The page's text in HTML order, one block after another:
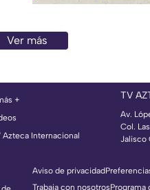
Ver más
+
Azteca Internacional
TV
Av.
Col.
Jalisco
Aviso de privacidad
Trabaja con nosotros